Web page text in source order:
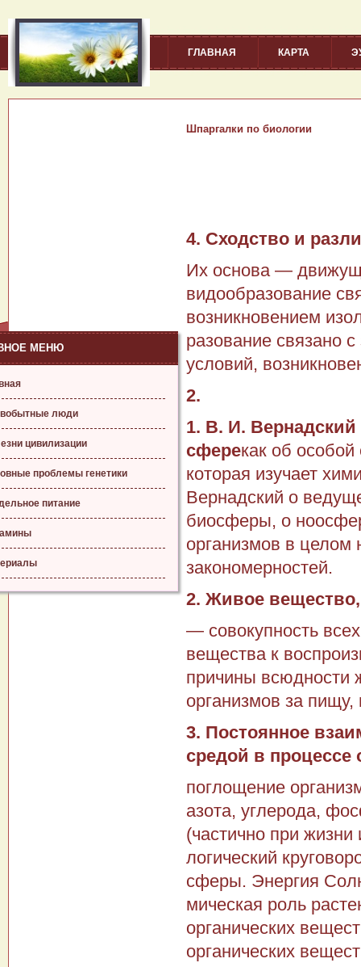
ГЛАВНАЯ КАРТА
МЕНЮ
люди
цивилизации
проблемы генетики
питание
Шпаргалки по биологии
4. Сходство и
Их основа —
видообразование
возникновением
разование связано
условий,
2.
1. В. И.
сферекак об
которая изучает
Вернадский о
биосферы, о
организмов в целом
закономерно­стей.
2. Живое
— совокупность
вещества к
причины всюдности
организмов за
3. Постоянное
средой в
поглощение
азота, углерода,
(частично при
логический
сферы. Энергия
мическая роль
органических
органических